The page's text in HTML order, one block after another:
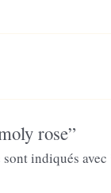
rose”
indiqués avec